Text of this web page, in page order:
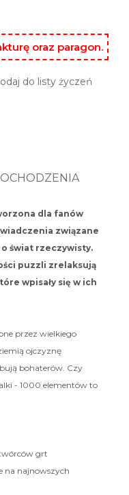
oraz paragon.
do listy życzeń
dla fanów
związane
świat rzeczywisty.
puzzli zrelaksują
wpisały się w ich
przez wielkiego
ojczyznę
bohaterów. Czy
- 1000 elementów to
grt
na najnowszych